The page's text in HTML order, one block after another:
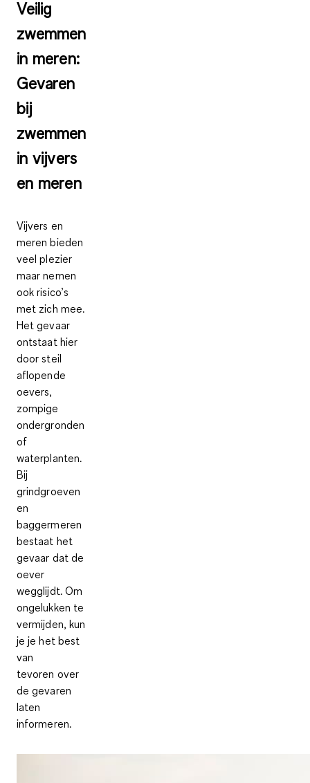
Veilig
zwemmen
in meren:
Gevaren
bij
zwemmen
in vijvers
en meren
Vijvers en
meren bieden
veel plezier
maar nemen
ook risico’s
met zich mee.
Het gevaar
ontstaat hier
door steil
aflopende
oevers,
zompige
ondergronden
of
waterplanten.
Bij
grindgroeven
en
baggermeren
bestaat het
gevaar dat de
oever
wegglijdt. Om
ongelukken te
vermijden, kun
je je het best
van
tevoren over
de gevaren
laten
informeren.